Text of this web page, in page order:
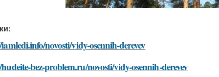
novosti/vidy-osennih-derevev
bez-problem.ru/novosti/vidy-osennih-derevev